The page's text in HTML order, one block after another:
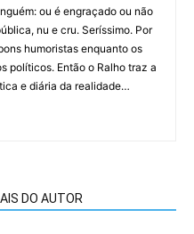
ou é engraçado ou não
nu e cru. Seríssimo. Por
humoristas enquanto os
políticos. Então o Ralho traz a
e diária da realidade…
DO AUTOR